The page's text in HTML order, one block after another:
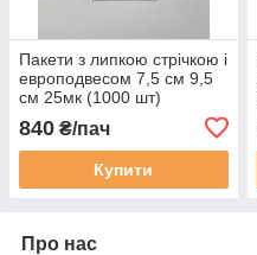
Пакети з липкою стрічкою і
европодвесом 7,5 см 9,5
см 25мк (1000 шт)
840 ₴/пач
Купити
Про нас